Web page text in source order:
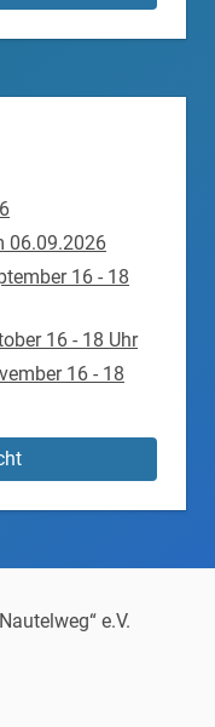
06.09.2026
16 - 18
16 - 18 Uhr
16 - 18
e.V.